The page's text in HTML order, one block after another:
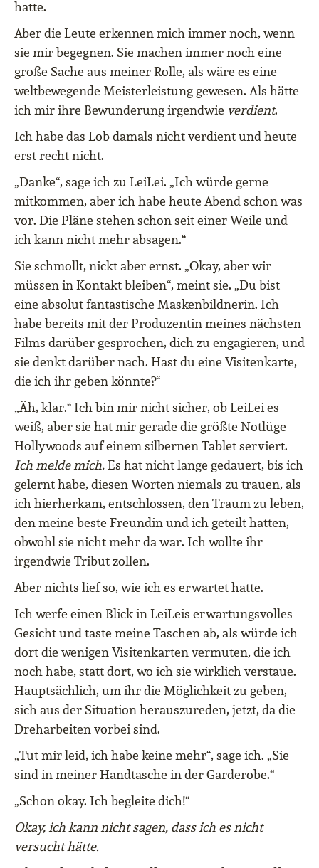
hatte.
Aber die Leute erkennen mich immer noch, wenn
sie mir begegnen. Sie machen immer noch eine
große Sache aus meiner Rolle, als wäre es eine
weltbewegende Meisterleistung gewesen. Als hätte
ich mir ihre Bewunderung irgendwie verdient.
Ich habe das Lob damals nicht verdient und heute
erst recht nicht.
„Danke“, sage ich zu LeiLei. „Ich würde gerne
mitkommen, aber ich habe heute Abend schon was
vor. Die Pläne stehen schon seit einer Weile und
ich kann nicht mehr absagen.“
Sie schmollt, nickt aber ernst. „Okay, aber wir
müssen in Kontakt bleiben“, meint sie. „Du bist
eine absolut fantastische Maskenbildnerin. Ich
habe bereits mit der Produzentin meines nächsten
Films darüber gesprochen, dich zu engagieren, und
sie denkt darüber nach. Hast du eine Visitenkarte,
die ich ihr geben könnte?“
„Äh, klar.“ Ich bin mir nicht sicher, ob LeiLei es
weiß, aber sie hat mir gerade die größte Notlüge
Hollywoods auf einem silbernen Tablet serviert.
Ich melde mich.Es hat nicht lange gedauert, bis ich
gelernt habe, diesen Worten niemals zu trauen, als
ich hierherkam, entschlossen, den Traum zu leben,
den meine beste Freundin und ich geteilt hatten,
obwohl sie nicht mehr da war. Ich wollte ihr
irgendwie Tribut zollen.
Aber nichts lief so, wie ich es erwartet hatte.
Ich werfe einen Blick in LeiLeis erwartungsvolles
Gesicht und taste meine Taschen ab, als würde ich
dort die wenigen Visitenkarten vermuten, die ich
noch habe, statt dort, wo ich sie wirklich verstaue.
Hauptsächlich, um ihr die Möglichkeit zu geben,
sich aus der Situation herauszureden, jetzt, da die
Dreharbeiten vorbei sind.
„Tut mir leid, ich habe keine mehr“, sage ich. „Sie
sind in meiner Handtasche in der Garderobe.“
„Schon okay. Ich begleite dich!“
Okay, ich kann nicht sagen, dass ich es nicht
versucht hätte.